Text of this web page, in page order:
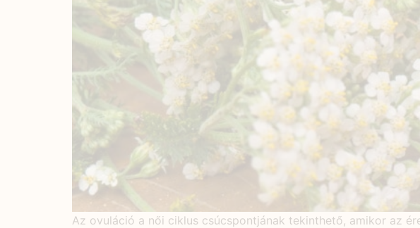
Az ovuláció a női ciklus csúcspontjának tekinthető, amikor az